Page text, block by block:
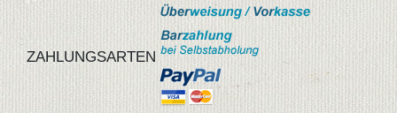
ZAHLUNGSARTEN